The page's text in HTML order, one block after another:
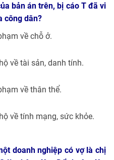
bản án trên, bị cáo T đã vi
công dân?
về chỗ ở.
về tài sản, danh tính.
về thân thể.
về tính mạng, sức khỏe.
doanh nghiệp có vợ là chị